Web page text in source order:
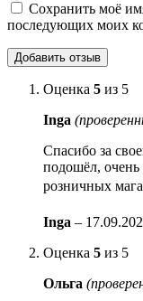
Сохранить моё
последующих моих
Оценка 5 из 5
Inga
Спасибо за
подошёл, очень
розничных
Inga –
Оценка 5 из 5
Ольга